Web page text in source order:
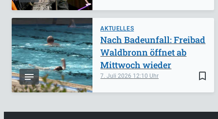
AKTUELLES
bookmark_border
7. Juli 2026 12:10
Nach Badeunfall: Freibad
Waldbronn öffnet ab
Mittwoch wieder